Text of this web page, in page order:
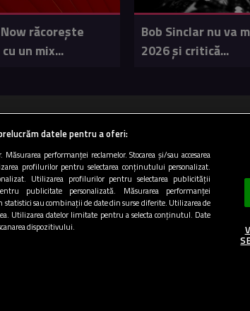
răcorește
un mix...
Bob Sinclar nu va
2026 și critică...
Târgu Mureș 100 FM
|Arhiva Top 20
datele pentru a oferi:
performanței reclamelor. Stocarea și/sau accesarea
profilurilor pentru selectarea conținutului personalizat.
Utilizarea profilurilor pentru selectarea publicității
publicitate personalizată. Măsurarea performanței
sau combinații de date din surse diferite. Utilizarea de
Utilizarea datelor limitate pentru a selecta conținutul. Date
dispozitivului.